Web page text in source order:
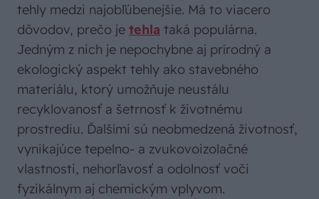
tehly medzi najobľúbenejšie. Má to viacero
dôvodov, prečo je tehla taká populárna.
Jedným z nich je nepochybne aj prírodný a
ekologický aspekt tehly ako stavebného
materiálu, ktorý umožňuje neustálu
recyklovanosť a šetrnosť k životnému
prostrediu. Ďalšími sú neobmedzená životnosť,
vynikajúce tepelno- a zvukovoizolačné
vlastnosti, nehorľavosť a odolnosť voči
fyzikálnym aj chemickým vplyvom.